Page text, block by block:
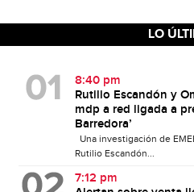
LO
8:40 pm
Rutilio Escandón y
mdp a red ligada a
Barredora’
Una investigación de
Rutilio Escandón...
7:12 pm